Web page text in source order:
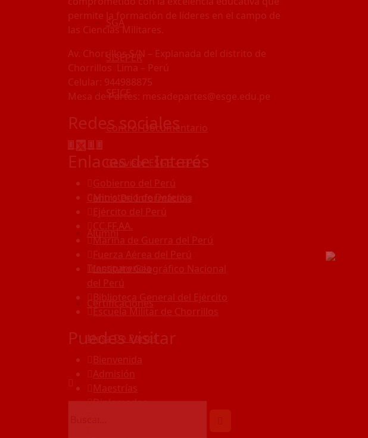
SGA
SISEPER
SEICE
Control Documentario
Geovisor ESGE – EPG
Centro De Información
Alumni
Transparencia
Certificaciones
Mesa De Partes
permite la formación de líderes en el campo de
las Ciencias Militares.
Av. Chorrillos S/N – Explanada del distrito de
Chorrillos Lima – Perú
Celular: 944988875
Mesa de Partes: mesadepartes@esge.edu.pe
Redes sociales
Enlaces de Interés
Gobierno del Perú
Ministerio de Defensa
Ejército del Perú
CC.FF.AA.
Marina de Guerra del Perú
Fuerza Aérea del Perú
Instituto Geográfico Nacional
del Perú
Biblioteca General del Ejército
Escuela Militar de Chorrillos
Puedes visitar
Bienvenida
Admisión
Maestrías
Diplomados